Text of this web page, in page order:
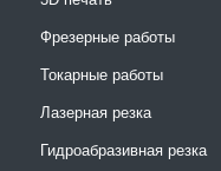
Фрезерные работы
Токарные работы
Лазерная резка
Гидроабразивная резка